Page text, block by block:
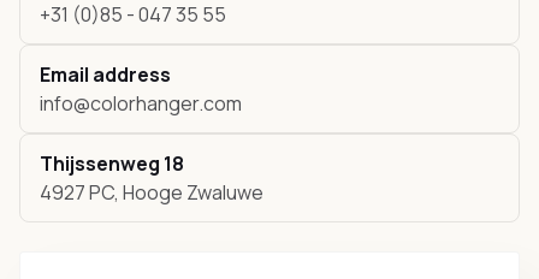
+31 (0)85 - 047 35 55
Email address
info@colorhanger.com
Thijssenweg 18
4927 PC, Hooge Zwaluwe